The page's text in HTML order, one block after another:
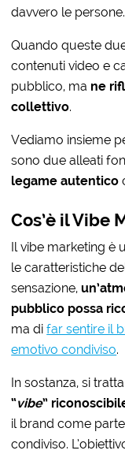
davvero le persone.
Quando queste
contenuti video e
pubblico, ma ne
collettivo.
Vediamo insieme
sono due alleati
legame autentico
Cos’è il Vibe
Il vibe marketing è
le caratteristiche
sensazione,
pubblico possa
ma difar sentire il
emotivo condiviso.
In sostanza, si
“vibe”
il brand come
condiviso.